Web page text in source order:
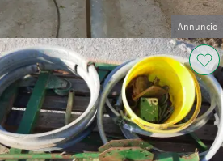
Annuncio